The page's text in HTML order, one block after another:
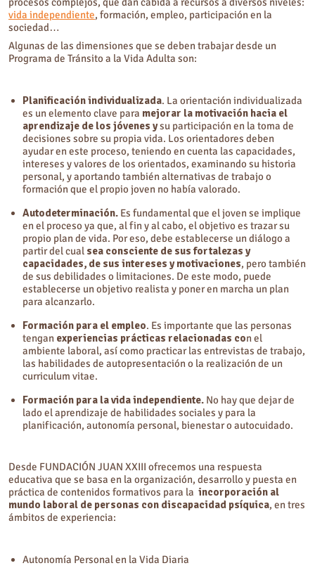
vida independiente, formación, empleo, participación en la
sociedad…
Algunas de las dimensiones que se deben trabajar desde un
Programa de Tránsito a la Vida Adulta son:
Planificación individualizada. La orientación individualizada
es un elemento clave para mejorar la motivación hacia el
aprendizaje de los jóvenes ysu participación en la toma de
decisiones sobre su propia vida. Los orientadores deben
ayudar en este proceso, teniendo en cuenta las capacidades,
intereses y valores de los orientados, examinando su historia
personal, y aportando también alternativas de trabajo o
formación que el propio joven no había valorado.
Autodeterminación. Es fundamental que el joven se implique
en el proceso ya que, al fin y al cabo, el objetivo es trazar su
propio plan de vida. Por eso, debe establecerse un diálogo a
partir del cual sea consciente de sus fortalezas y
capacidades, de sus intereses y motivaciones, pero también
de sus debilidades o limitaciones. De este modo, puede
establecerse un objetivo realista y poner en marcha un plan
para alcanzarlo.
Formación para el empleo. Es importante que las personas
tengan experiencias prácticas relacionadas con el
ambiente laboral, así como practicar las entrevistas de trabajo,
las habilidades de autopresentación o la realización de un
curriculum vitae.
Formación para la vida independiente. No hay que dejar de
lado el aprendizaje de habilidades sociales y para la
planificación, autonomía personal, bienestar o autocuidado.
Desde FUNDACIÓN JUAN XXIII ofrecemos una respuesta
educativa que se basa en la organización, desarrollo y puesta en
práctica de contenidos formativos para la incorporación al
mundo laboral de personas con discapacidad psíquica, en tres
ámbitos de experiencia:
Autonomía Personal en la Vida Diaria